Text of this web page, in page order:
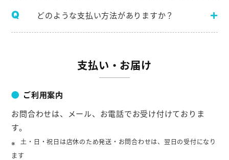
どのような支払い方法がありますか？
支払い・お届け
ご利用案内
お問合わせは、メール、お電話でお受け付けておりま
す。
土・日・祝日は店休のため発送・お問合わせは、翌日の受付になり
ます